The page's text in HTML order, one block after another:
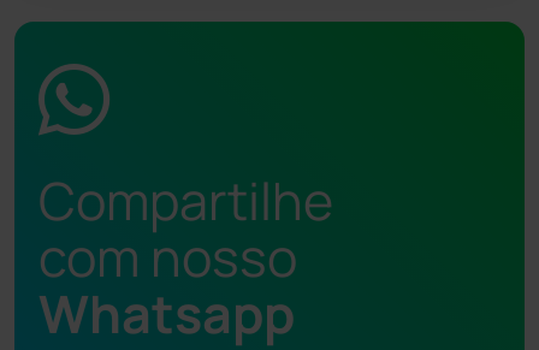
Compartilhe
com nosso
Whatsapp